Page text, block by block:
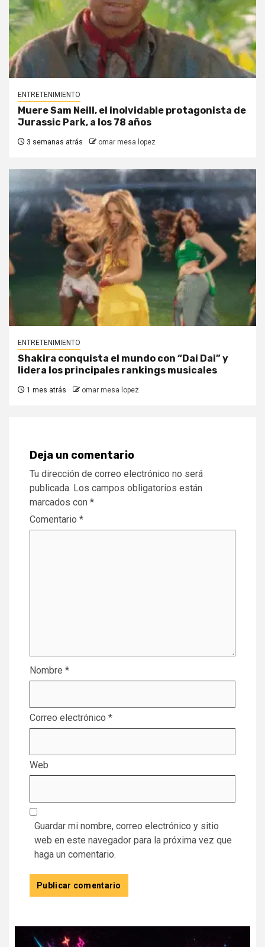
ENTRETENIMIENTO
Muere Sam Neill, el inolvidable protagonista de
Jurassic Park, a los 78 años
3 semanas atrás omar mesa lopez
ENTRETENIMIENTO
Shakira conquista el mundo con “Dai Dai” y
lidera los principales rankings musicales
1 mes atrás omar mesa lopez
Deja un comentario
Tu dirección de correo electrónico no será
publicada. Los campos obligatorios están
marcados con *
Comentario *
Nombre *
Correo electrónico *
Web
Guardar mi nombre, correo electrónico y sitio
web en este navegador para la próxima vez que
haga un comentario.